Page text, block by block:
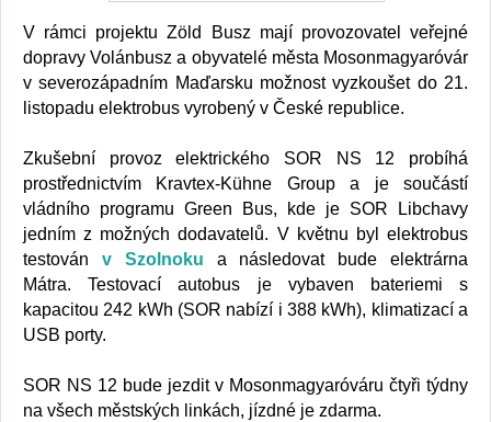
V rámci projektu Zöld Busz mají provozovatel veřejné
dopravy Volánbusz a obyvatelé města Mosonmagyaróvár
v severozápadním Maďarsku možnost vyzkoušet do 21.
listopadu elektrobus vyrobený v České republice.
Zkušební provoz elektrického SOR NS 12 probíhá
prostřednictvím Kravtex-Kühne Group a je součástí
vládního programu Green Bus, kde je SOR Libchavy
jedním z možných dodavatelů. V květnu byl elektrobus
testován v Szolnoku a následovat bude elektrárna
Mátra. Testovací autobus je vybaven bateriemi s
kapacitou 242 kWh (SOR nabízí i 388 kWh), klimatizací a
USB porty.
SOR NS 12 bude jezdit v Mosonmagyaróváru čtyři týdny
na všech městských linkách, jízdné je zdarma.